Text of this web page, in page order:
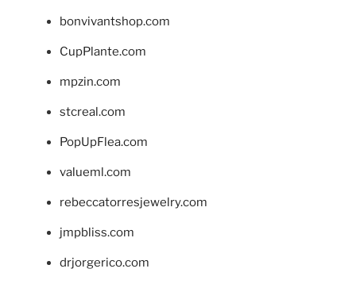
bonvivantshop.com
CupPlante.com
mpzin.com
stcreal.com
PopUpFlea.com
valueml.com
rebeccatorresjewelry.com
jmpbliss.com
drjorgerico.com